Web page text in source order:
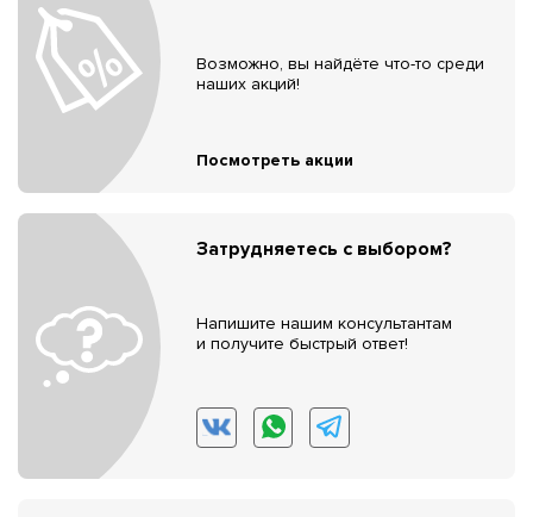
Возможно, вы найдёте что-то среди
наших акций!
Посмотреть акции
Затрудняетесь с выбором?
Напишите нашим консультантам
и получите быстрый ответ!